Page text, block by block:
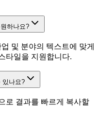
하나요?
및 분야의 텍스트에 맞게
타일을 지원합니다.
있나요?
로 결과를 빠르게 복사할